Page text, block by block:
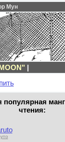
Мун
|
популярная
чтения: